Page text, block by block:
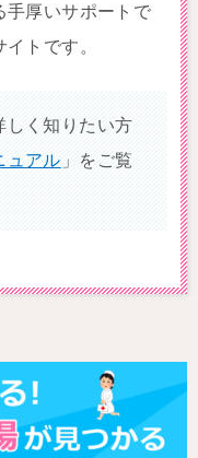
手厚いサポートで
トです。
く知りたい方
ュアル 」をご覧